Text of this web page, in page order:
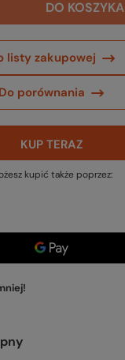
DO KOSZYKA
listy zakupowej
Do porównania
KUP TERAZ
kupić także poprzez: